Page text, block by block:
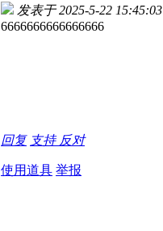
发表于 2025-5-22 15:45:03
6666666666666666
回复 支持 反对
使用道具 举报